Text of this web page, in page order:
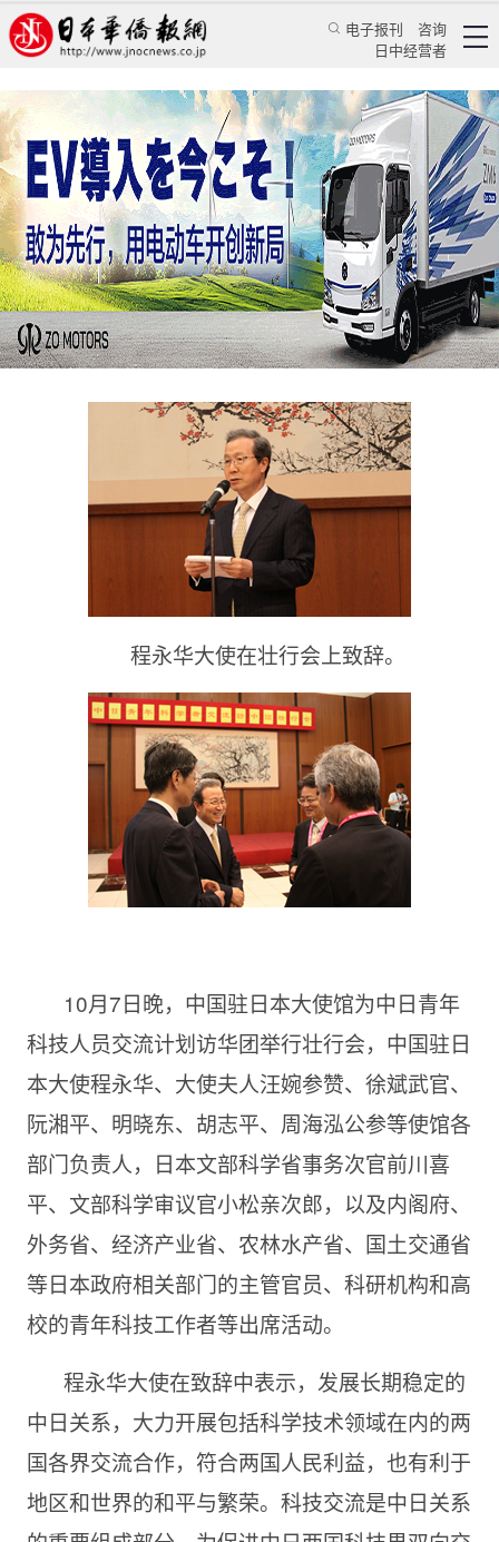
电子报刊
咨询
日中经营者
驻日使馆为中日青年科技人员交流计划访华团举
行壮行会
华人新闻 使领馆新闻
中国驻日本大使馆 2016/10/13 13:16:48
程永华大使在壮行会上致辞。
10月7日晚，中国驻日本大使馆为中日青年
科技人员交流计划访华团举行壮行会，中国驻日
本大使程永华、大使夫人汪婉参赞、徐斌武官、
阮湘平、明晓东、胡志平、周海泓公参等使馆各
部门负责人，日本文部科学省事务次官前川喜
平、文部科学审议官小松亲次郎，以及内阁府、
外务省、经济产业省、农林水产省、国土交通省
等日本政府相关部门的主管官员、科研机构和高
校的青年科技工作者等出席活动。
程永华大使在致辞中表示，发展长期稳定的
中日关系，大力开展包括科学技术领域在内的两
国各界交流合作，符合两国人民利益，也有利于
地区和世界的和平与繁荣。科技交流是中日关系